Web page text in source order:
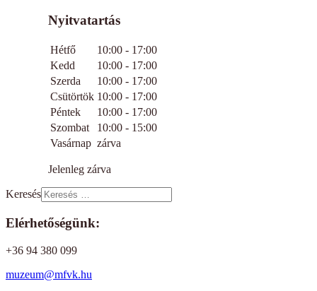
Nyitvatartás
Hétfő
10:00 - 17:00
Kedd
10:00 - 17:00
Szerda
10:00 - 17:00
Csütörtök 10:00 - 17:00
Péntek
10:00 - 17:00
Szombat
10:00 - 15:00
Vasárnap zárva
Jelenleg zárva
Keresés
Elérhetőségünk:
+36 94 380 099
muzeum@mfvk.hu